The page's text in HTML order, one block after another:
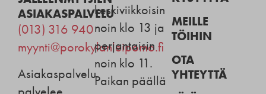
ASIAKASPALVELU
(013) 316 940
myynti@porokylanleipomo.fi
Asiakaspalvelu
keskiviikkoisin
noin klo 13 ja
perjantaisin
noin klo 11.
Paikan päällä
MEILLE
TÖIHIN
OTA
YHTEYTTÄ